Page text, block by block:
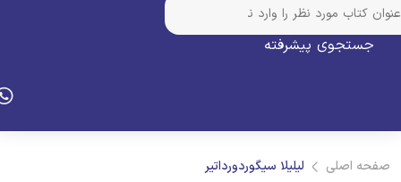
جستجوی پیشرفته
اصلی لیلیلا سیگوردورداتیر